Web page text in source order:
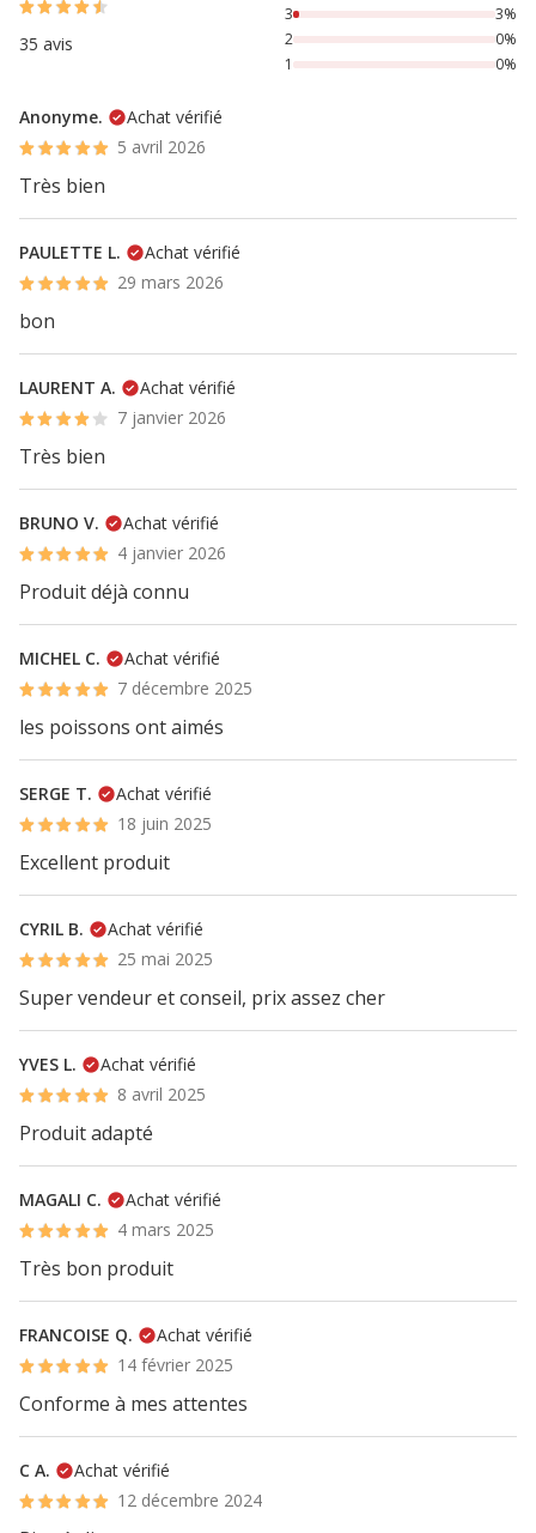
35 avis
3
3%
2
0%
1
0%
Anonyme.
Achat vérifié
5 avril 2026
Très bien
PAULETTE L.
Achat vérifié
29 mars 2026
bon
LAURENT A.
Achat vérifié
7 janvier 2026
Très bien
BRUNO V.
Achat vérifié
4 janvier 2026
Produit déjà connu
MICHEL C.
Achat vérifié
7 décembre 2025
les poissons ont aimés
SERGE T.
Achat vérifié
18 juin 2025
Excellent produit
CYRIL B.
Achat vérifié
25 mai 2025
Super vendeur et conseil, prix assez cher
YVES L.
Achat vérifié
8 avril 2025
Produit adapté
MAGALI C.
Achat vérifié
4 mars 2025
Très bon produit
FRANCOISE Q.
Achat vérifié
14 février 2025
Conforme à mes attentes
C A.
Achat vérifié
12 décembre 2024